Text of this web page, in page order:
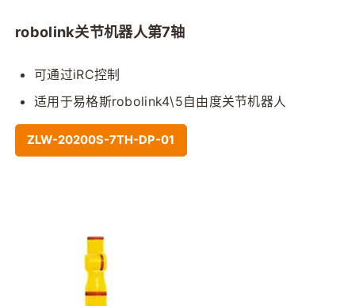
robolink关节机器人第7轴
可通过iRC控制
适用于易格斯robolink4\5自由度关节机器人
ZLW-20200S-7TH-DP-01